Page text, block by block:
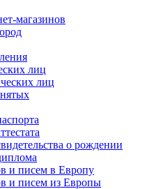
магазинов
лиц
лиц
о рождении
и писем в Европу
и писем из Европы